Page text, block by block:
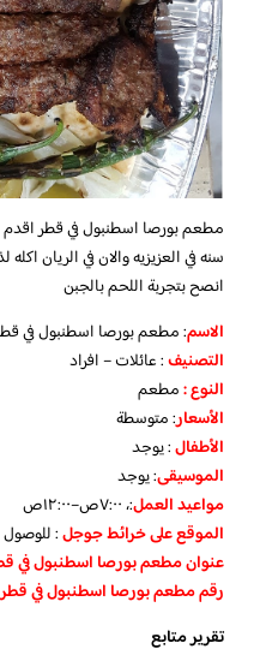
سنه في العزيزيه والان في الريان
انصح بتجربة اللحم بالجبن
الاسم: مطعم بورصا اسطنبول في
التصنيف: عائلات – افراد
النوع :مطعم
الأسعار:متوسطة
الأطفال:يوجد
الموسيقى:يوجد
مواعيد العمل:، ٧:٠٠ص–١٢:٠٠ص
الموقع على خرائط جوجل:
عنوان مطعم بورصا اسطنبول في
رقم مطعم بورصا اسطنبول في قطر
تقرير متابع